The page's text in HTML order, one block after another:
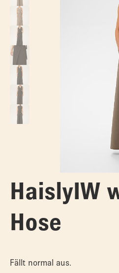
HaislyIW
Hose
Fällt normal aus.